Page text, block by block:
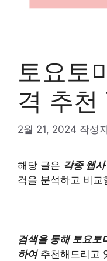
토요토
격 추천
2월 21, 2024 작성
해당 글은 각종 웹
격을 분석하고 비교
검색을 통해 토요
하여추천해드리고